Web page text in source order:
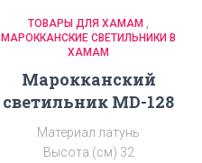
ТОВАРЫ ДЛЯ ХАМАМ
МАРОККАНСКИЕ СВЕТИЛЬНИКИ В
ХАМАМ
Марокканский
светильник MD-128
Материал латунь
Высота (см) 32